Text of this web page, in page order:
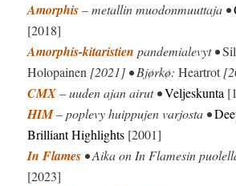
Amorphis– metallin muodonmuuttaja •
[2018]
Amorphis-kitaristien pandemialevyt •
Holopainen [2021] • Bjørkø:Heartrot
CMX– uuden ajan airut •Veljeskunta
HIM– poplevy huippujen varjosta •
Brilliant Highlights [2001]
In Flames • Aika on In Flamesin
[2023]